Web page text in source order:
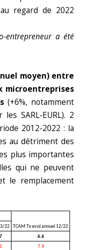
regard de 2022
entrepreneur a été
moyen) entre
microentreprises
(+6%, notamment
SARL-EURL). 2
2012-2022 : la
au détriment des
plus importantes
qui ne peuvent
le remplacement
TCAM Tx evol annuel 12/22
22
6.6
7.9